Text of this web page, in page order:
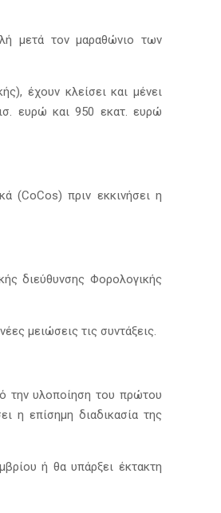
μετά τον μαραθώνιο των
έχουν κλείσει και μένει
ευρώ και 950 εκατ. ευρώ
(CoCos) πριν εκκινήσει η
διεύθυνσης Φορολογικής
μειώσεις τις συντάξεις.
την υλοποίηση του πρώτου
η επίσημη διαδικασία της
ή θα υπάρξει έκτακτη